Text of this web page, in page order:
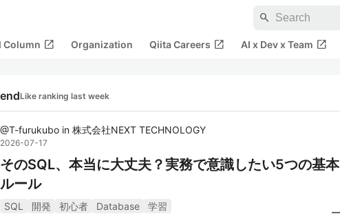
search
Column open_in_new Organization Qiita Careers open_in_new AI x Dev x Team open_in_new
Like ranking last week
@T-furukubo in 株式会社NEXT TECHNOLOGY
2026-07-17
そのSQL、本当に大丈夫？実務で意識したい5つの基本
ルール
SQL 開発 初心者 Database
学習